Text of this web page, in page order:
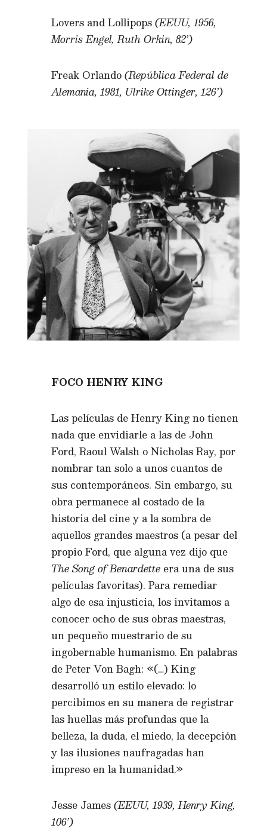
Lovers and Lollipops(EEUU, 1956,
Morris Engel, Ruth Orkin, 82’)
Freak Orlando(República Federal de
Alemania, 1981, Ulrike Ottinger, 126’)
FOCO HENRY KING
Las películas de Henry King no tienen
nada que envidiarle a las de John
Ford, Raoul Walsh o Nicholas Ray, por
nombrar tan solo a unos cuantos de
sus contemporáneos. Sin embargo, su
obra permanece al costado de la
historia del cine y a la sombra de
aquellos grandes maestros (a pesar del
propio Ford, que alguna vez dijo que
The Song of Benardette era una de sus
películas favoritas). Para remediar
algo de esa injusticia, los invitamos a
conocer ocho de sus obras maestras,
un pequeño muestrario de su
ingobernable humanismo. En palabras
de Peter Von Bagh: «(…) King
desarrolló un estilo elevado: lo
percibimos en su manera de registrar
las huellas más profundas que la
belleza, la duda, el miedo, la decepción
y las ilusiones naufragadas han
impreso en la humanidad.»
Jesse James(EEUU, 1939, Henry King,
106’)